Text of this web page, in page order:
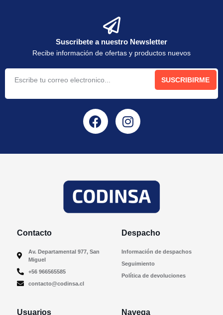
Suscribete a nuestro Newsletter
Recibe información de ofertas y productos nuevos
SUSCRIBIRME
Contacto
Av. Departamental 977, San
Miguel
+56 966565585
contacto@codinsa.cl
Despacho
Información de despachos
Seguimiento
Política de devoluciones
Usuarios Navega